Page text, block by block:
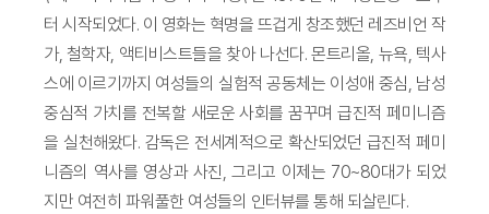
터 시작되었다. 이 영화는 혁명을 뜨겁게 창조했던 레즈비언 작
가, 철학자, 액티비스트들을 찾아 나선다. 몬트리올, 뉴욕, 텍사
스에 이르기까지 여성들의 실험적 공동체는 이성애 중심, 남성
중심적 가치를 전복할 새로운 사회를 꿈꾸며 급진적 페미니즘
을 실천해왔다. 감독은 전세계적으로 확산되었던 급진적 페미
니즘의 역사를 영상과 사진, 그리고 이제는 70~80대가 되었
지만 여전히 파워풀한 여성들의 인터뷰를 통해 되살린다.